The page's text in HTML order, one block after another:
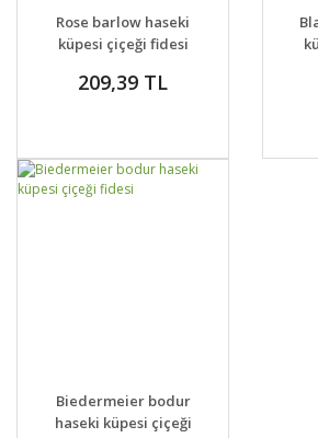
DETAYLAR
VER
Rose barlow haseki
küpesi çiçeği fidesi
209,39 TL
DETAYLAR
VER
Biedermeier bodur
haseki küpesi çiçeği